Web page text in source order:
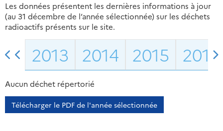
Les données présentent les dernières informations à jour
(au 31 décembre de l’année sélectionnée) sur les déchets
radioactifs présents sur le site.
2013 2014 2015 2016
Aucun déchet répertorié
Télécharger le PDF de l'année sélectionnée